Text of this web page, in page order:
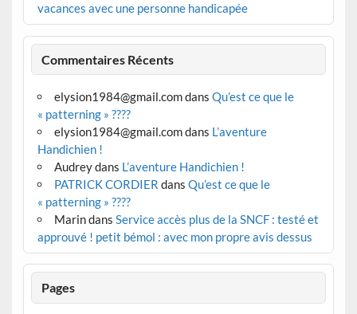
vacances avec une personne handicapée
Commentaires Récents
elysion1984@gmail.comdans Qu’est ce que le
« patterning » ????
elysion1984@gmail.comdans L’aventure
Handichien !
Audreydans L’aventure Handichien !
PATRICK CORDIER dans Qu’est ce que le
« patterning » ????
Marindans Service accès plus de la SNCF : testé et
approuvé ! petit bémol : avec mon propre avis dessus
Pages